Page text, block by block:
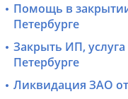
Помощь в
Петербурге
Закрыть ИП,
Петербурге
Ликвидация ЗАО